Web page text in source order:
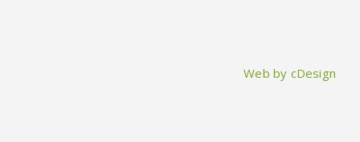
Web by cDesign